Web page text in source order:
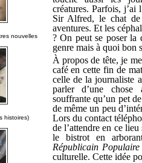
nouvelles
histoires)
créatures. Parfois, j’ai
Sir Alfred, le chat
aventures. Et les
? On peut se poser la
genre mais à quoi bon
À propos de tête, je
café en cette fin de
celle de la journaliste
parler d’une chose
souffrante qu’un pet
de même un peu
Lors du contact
de l’attendre en ce
le bistrot en
Républicain
culturelle. Cette idée